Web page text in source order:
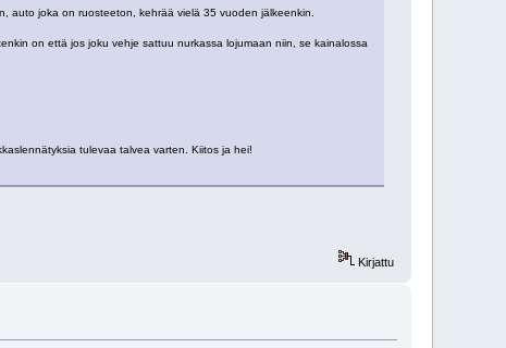
auto joka on ruosteeton, kehrää vielä 35 vuoden jälkeenkin.
on että jos joku vehje sattuu nurkassa lojumaan niin, se kainalossa
tulevaa talvea varten. Kiitos ja hei!
Kirjattu